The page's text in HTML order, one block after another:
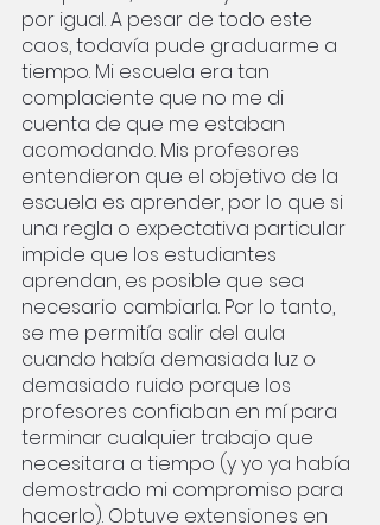
por igual. A pesar de todo este
caos, todavía pude graduarme a
tiempo. Mi escuela era tan
complaciente que no me di
cuenta de que me estaban
acomodando. Mis profesores
entendieron que el objetivo de la
escuela es aprender, por lo que si
una regla o expectativa particular
impide que los estudiantes
aprendan, es posible que sea
necesario cambiarla. Por lo tanto,
se me permitía salir del aula
cuando había demasiada luz o
demasiado ruido porque los
profesores confiaban en mí para
terminar cualquier trabajo que
necesitara a tiempo (y yo ya había
demostrado mi compromiso para
hacerlo). Obtuve extensiones en